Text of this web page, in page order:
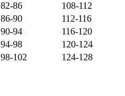
82-86
108-112
86-90
112-116
90-94
116-120
94-98
120-124
98-102 124-128